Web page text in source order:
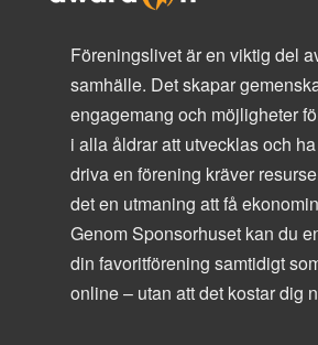
Föreningslivet är en viktig del
samhälle. Det skapar
engagemang och möjligheter
i alla åldrar att utvecklas och
driva en förening kräver
det en utmaning att få
Genom Sponsorhuset kan du
din favoritförening samtidigt
online – utan att det kostar dig